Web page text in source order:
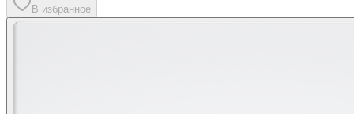
В избранное